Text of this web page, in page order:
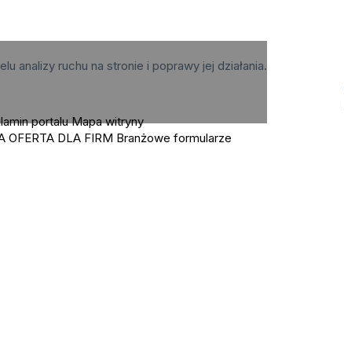
analizy ruchu na stronie i poprawy jej działania.
portalu Mapa witryny
OFERTA DLA FIRM Branżowe formularze